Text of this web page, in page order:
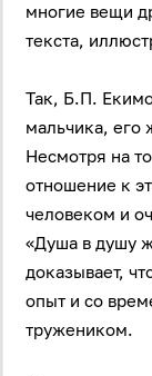
многие вещи
текста,
Так, Б.П.
мальчика, его
Несмотря на
отношение к
человеком и
«Душа в душу
доказывает,
опыт и со
тружеником.